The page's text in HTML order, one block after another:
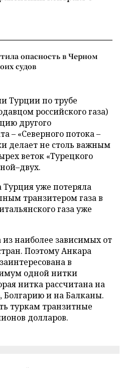
опасность в Черном
судов
Турции по трубе
российского газа)
другого
– «Северного потока –
делает не столь важным
веток «Турецкого
Турция уже потеряла
транзитером газа в
газа уже
наиболее зависимых от
Поэтому Анкара
в
одной нитки
нитка рассчитана на
Болгарию и на Балканы.
туркам транзитные
долларов.